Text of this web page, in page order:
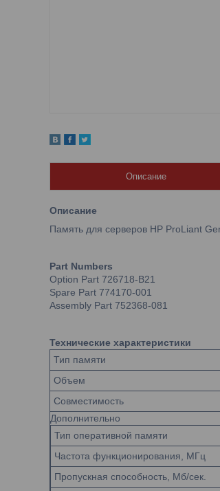
Описание
Описание
Память для серверов HP ProLiant
Part Numbers
Option Part 726718-B21
Spare Part 774170-001
Assembly Part 752368-081
Технические характеристики
Тип памяти
Объем
Совместимость
Дополнительно
Тип оперативной памяти
Частота функционирования, МГц
Пропускная способность, Мб/сек.